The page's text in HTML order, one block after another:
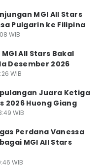
MGI All Stars
Pulgarin ke Filipina
WIB
All Stars Bakal
Desember 2026
WIB
Juara Ketiga
2026 Huong Giang
WIB
Perdana Vanessa
MGI All Stars
WIB